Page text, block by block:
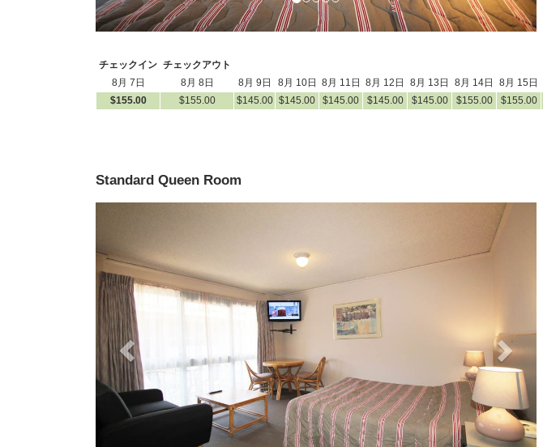
チェックイン チェックアウト
8月 7日
8月 8日 8月 9日 8月 10日 8月 11日 8月 12日 8月 13日 8月 14日 8月 15日
$155.00 $155.00 $145.00 $145.00 $145.00 $145.00 $145.00 $155.00 $155.00
Standard Queen Room
Next